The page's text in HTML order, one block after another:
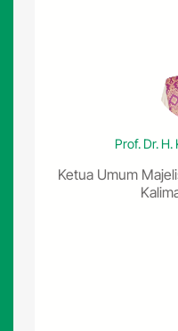
Prof. Dr. H.
Ketua Umum